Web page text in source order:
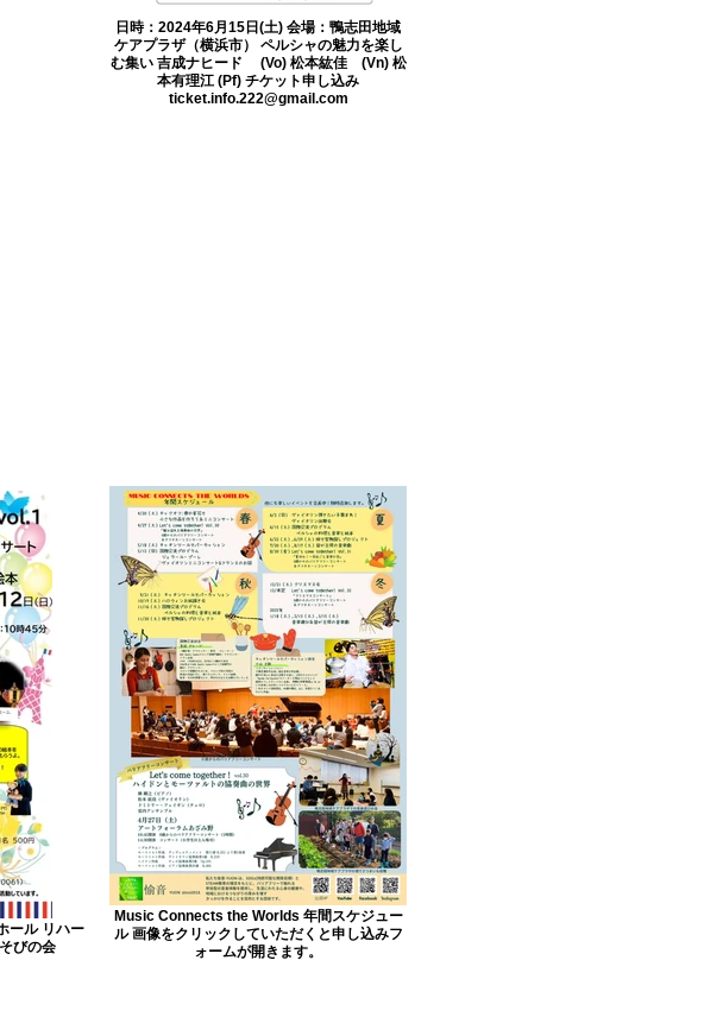
日時：2024年6月15日(土) 会場：鴨志田地域
ケアプラザ（横浜市） ペルシャの魅力を楽し
む集い 吉成ナヒード (Vo) 松本紘佳 (Vn) 松
本有理江 (Pf) チケット申し込み
ticket.info.222@gmail.com
ール リハー
びの会
Music Connects the Worlds 年間スケジュー
ル 画像をクリックしていただくと申し込みフ
ォームが開きます。